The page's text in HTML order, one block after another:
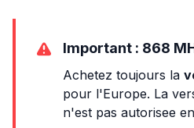
Important : 868
Achetez toujours la
pour l'Europe. La
n'est pas autorisee